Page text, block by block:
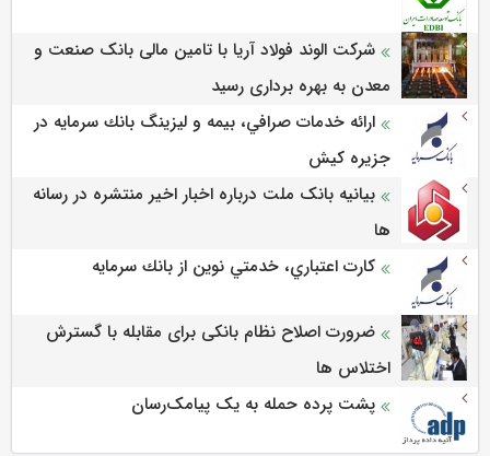
شرکت الوند فولاد آریا با تامین مالی بانک صنعت و
معدن به بهره برداری رسید
ارائه خدمات صرافي، بيمه و ليزينگ بانك سرمايه در
جزيره كيش
بیانیه بانک ملت درباره اخبار اخیر منتشره در رسانه
ها
كارت اعتباري، خدمتي نوين از بانك سرمايه
ضرورت اصلاح نظام بانکی برای مقابله با گسترش
اختلاس ها
پشت پرده حمله به یک پیامک‌رسان